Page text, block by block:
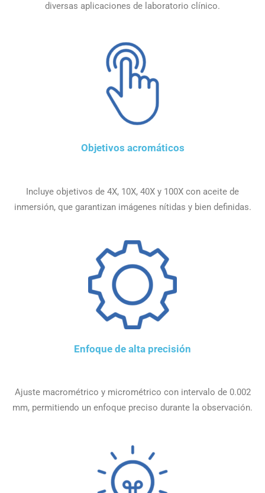
diversas aplicaciones de laboratorio clínico.
Objetivos acromáticos
Incluye objetivos de 4X, 10X, 40X y 100X con aceite de
inmersión, que garantizan imágenes nítidas y bien definidas.
Enfoque de alta precisión
Ajuste macrométrico y micrométrico con intervalo de 0.002
mm, permitiendo un enfoque preciso durante la observación.